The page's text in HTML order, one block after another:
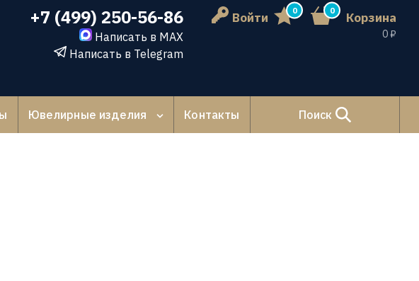
+7 (499) 250-56-86
Написать в MAX
Написать в Telegram
Войти 0 0 Корзина
0 ₽
Ювелирные изделия Контакты Поиск